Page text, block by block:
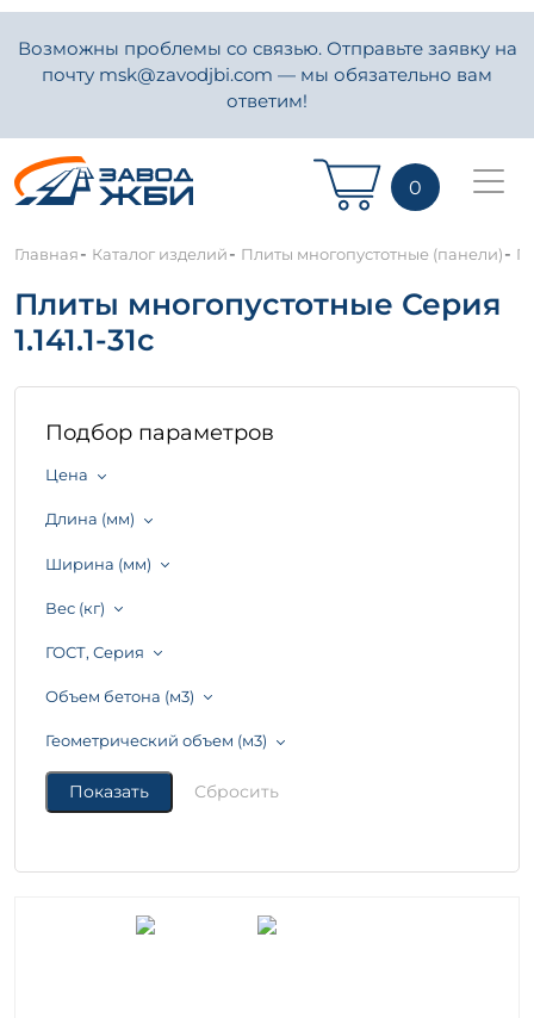
Возможны проблемы со связью. Отправьте заявку на
почту msk@zavodjbi.com — мы обязательно вам
ответим!
0
Главная- Каталог изделий- Плиты многопустотные (панели)-
Плиты многопустотные Серия
1.141.1-31с
Подбор параметров
Цена
Длина (мм)
Ширина (мм)
Вес (кг)
ГОСТ, Серия
Объем бетона (м3)
Геометрический объем (м3)